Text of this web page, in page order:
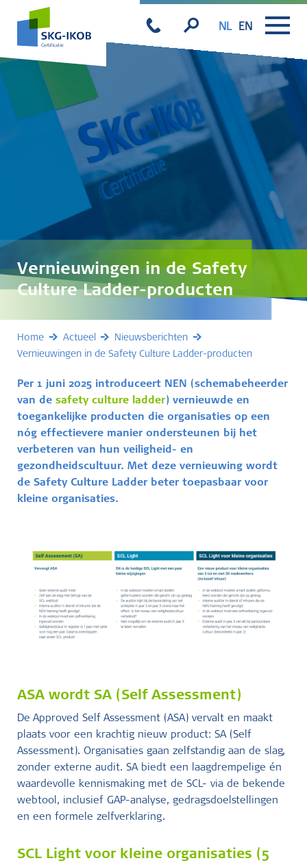
NL EN
Vernieuwingen in de Safety
Culture Ladder-producten
Home Actueel
Nieuwsberichten
Vernieuwingen in de Safety Culture Ladder-producten
Per 1 juni 2025 introduceert NEN (schemabeheerder
van de safety culture ladder) vernieuwde en
toegankelijke producten die organisaties op een
nóg effectievere manier ondersteunen bij het
verbeteren van hun veiligheid- en
gezondheidscultuur. Met deze vernieuwing wordt
de Safety Culture Ladder beter toepasbaar voor
kleine organisaties.
ASA wordt SA (Self Assessment)
De Approved Self Assessment (ASA) vervalt en maakt
plaats voor een krachtig nieuw product: SA (Self
Assessment). Organisaties gaan zelfstandig aan de slag,
zonder externe audit. SA biedt een laagdrempelige én
waardevolle kennismaking met de SCL- via de bekende
webtool, inclusief GAP-analyse, gedragsdoelstellingen
en een formele zelfverklaring.
SCL Light voor kleine organisaties (5